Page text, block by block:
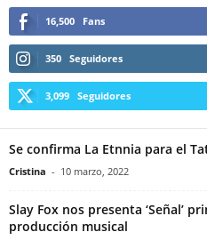
16,500 Fans
350 Seguidores
3,099 Seguidores
Se confirma La Etnnia para el
Cristina - 10 marzo, 2022
Slay Fox nos presenta ‘Señal’
producción musical